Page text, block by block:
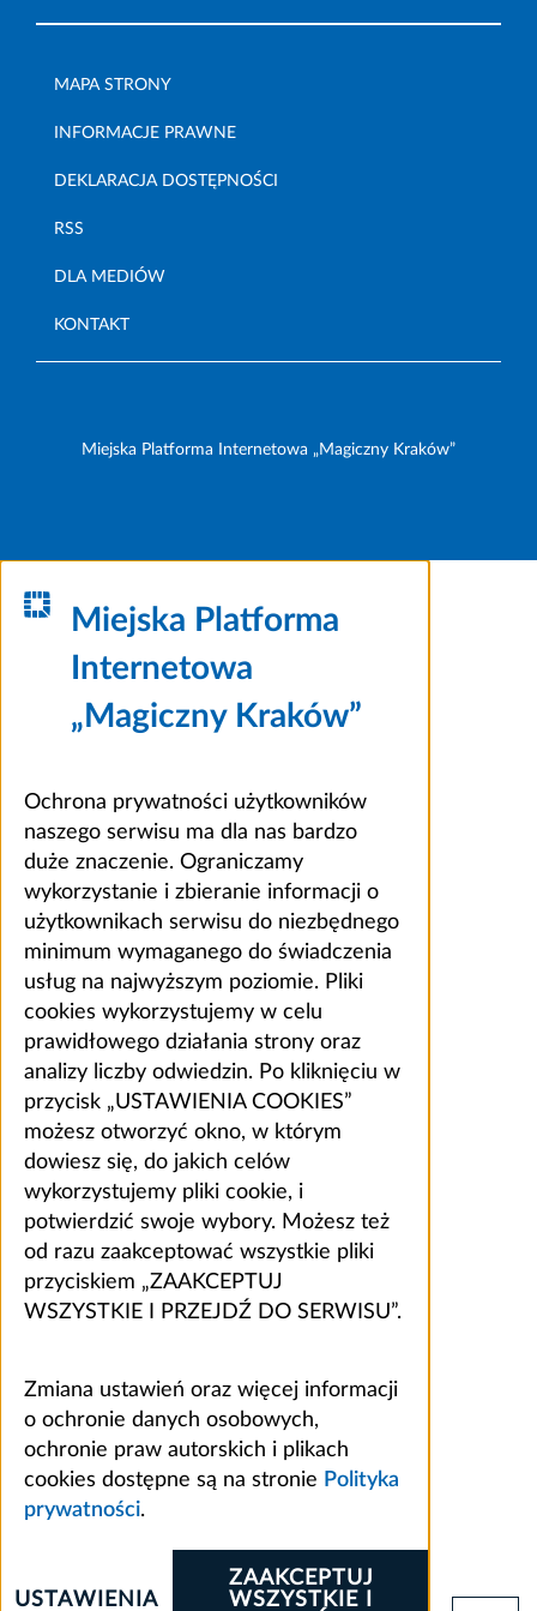
MAPA STRONY
INFORMACJE PRAWNE
DEKLARACJA DOSTĘPNOŚCI
RSS
DLA MEDIÓW
KONTAKT
Miejska Platforma Internetowa „Magiczny Kraków”
Miejska Platforma
Internetowa
„Magiczny Kraków”
Ochrona prywatności użytkowników
naszego serwisu ma dla nas bardzo
duże znaczenie. Ograniczamy
wykorzystanie i zbieranie informacji o
użytkownikach serwisu do niezbędnego
minimum wymaganego do świadczenia
usług na najwyższym poziomie. Pliki
cookies wykorzystujemy w celu
prawidłowego działania strony oraz
analizy liczby odwiedzin. Po kliknięciu w
przycisk „USTAWIENIA COOKIES”
możesz otworzyć okno, w którym
dowiesz się, do jakich celów
wykorzystujemy pliki cookie, i
potwierdzić swoje wybory. Możesz też
od razu zaakceptować wszystkie pliki
przyciskiem „ZAAKCEPTUJ
WSZYSTKIE I PRZEJDŹ DO SERWISU”.
Zmiana ustawień oraz więcej informacji
o ochronie danych osobowych,
ochronie praw autorskich i plikach
cookies dostępne są na stronie Polityka
prywatności.
ZAAKCEPTUJ
WSZYSTKIE I
USTAWIENIA